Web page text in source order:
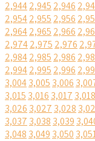
2,9442,945 2,946
2,9542,955 2,956
2,9642,965 2,966
2,9742,975 2,976
2,9842,985 2,986
2,9942,995 2,996
3,0043,005 3,006
3,015 3,016 3,017 3,018
3,026 3,027 3,028
3,037 3,038 3,039
3,048 3,049 3,050